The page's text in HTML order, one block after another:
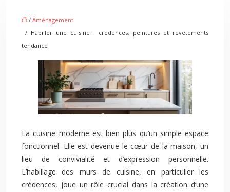
/ Aménagement
/ Habiller une cuisine : crédences, peintures et revêtements
tendance
La cuisine moderne est bien plus qu’un simple espace
fonctionnel. Elle est devenue le cœur de la maison, un
lieu de convivialité et d’expression personnelle.
L’habillage des murs de cuisine, en particulier les
crédences, joue un rôle crucial dans la création d’une